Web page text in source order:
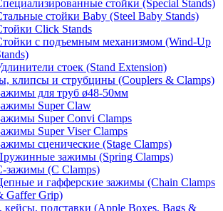
стойки (Special Stands)
стойки Baby (Steel Baby Stands)
Click Stands
с подъемным механизмом (Wind-Up
стоек (Stand Extension)
клипсы и струбцины (Couplers & Clamps)
для труб ø48-50мм
Super Claw
Super Convi Clamps
Super Viser Clamps
сценические (Stage Clamps)
зажимы (Spring Clamps)
зажимы (C Clamps)
и гафферские зажимы (Chain Clamps
Gaffer Grip)
подставки (Apple Boxes, Bags &